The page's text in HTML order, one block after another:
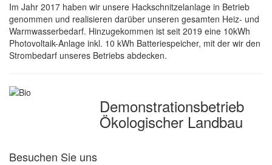
Im Jahr 2017 haben wir unsere Hackschnitzelanlage in Betrieb
genommen und realisieren darüber unseren gesamten Heiz- und
Warmwasserbedarf. Hinzugekommen ist seit 2019 eine 10kWh
Photovoltaik-Anlage inkl. 10 kWh Batteriespeicher, mit der wir den
Strombedarf unseres Betriebs abdecken.
Demonstrations­betrieb
Ökologischer Landbau
Besuchen Sie uns